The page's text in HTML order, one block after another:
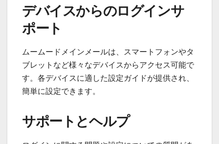
デバイスからのログインサ
ポート
ムームードメインメールは、スマートフォンやタ
ブレットなど様々なデバイスからアクセス可能で
す。各デバイスに適した設定ガイドが提供され、
簡単に設定できます。
サポートとヘルプ